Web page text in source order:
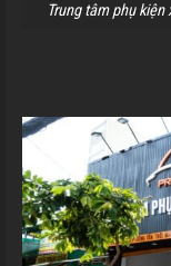
Trung tâm phụ